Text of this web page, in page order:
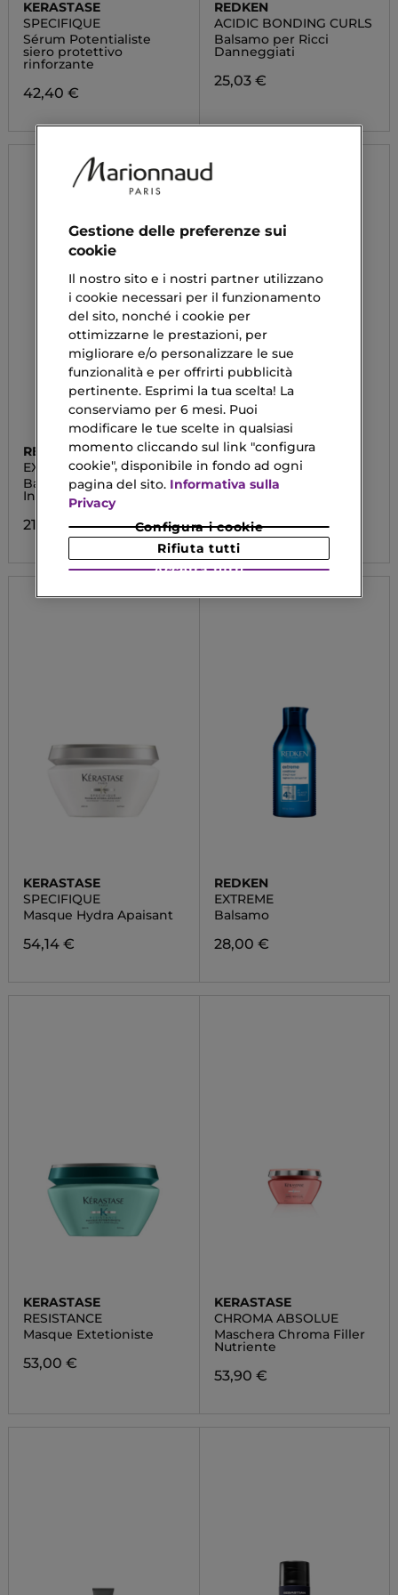
KERASTASE
SPECIFIQUE
Sérum Potentialiste
siero protettivo
rinforzante
42,40 €
REDKEN
ACIDIC BONDING CURLS
Balsamo per Ricci
Danneggiati
25,03 €
REDKEN
EXTREME
Balsamo Capelli
Indeboliti
21,60 €
REDKEN
EXTREME
Shampoo
KERASTASE
SPECIFIQUE
Masque Hydra Apaisant
54,14 €
REDKEN
EXTREME
Balsamo
28,00 €
KERASTASE
RESISTANCE
Masque Extetioniste
53,00 €
KERASTASE
CHROMA ABSOLUE
Maschera Chroma Filler
Nutriente
53,90 €
Gestione delle preferenze sui
cookie
Il nostro sito e i nostri partner utilizzano
i cookie necessari per il funzionamento
del sito, nonché i cookie per
ottimizzarne le prestazioni, per
migliorare e/o personalizzare le sue
funzionalità e per offrirti pubblicità
pertinente. Esprimi la tua scelta! La
conserviamo per 6 mesi. Puoi
modificare le tue scelte in qualsiasi
momento cliccando sul link "configura
cookie", disponibile in fondo ad ogni
pagina del sito. Informativa sulla
Privacy
Configura i cookie
Rifiuta tutti
Accetta tutti